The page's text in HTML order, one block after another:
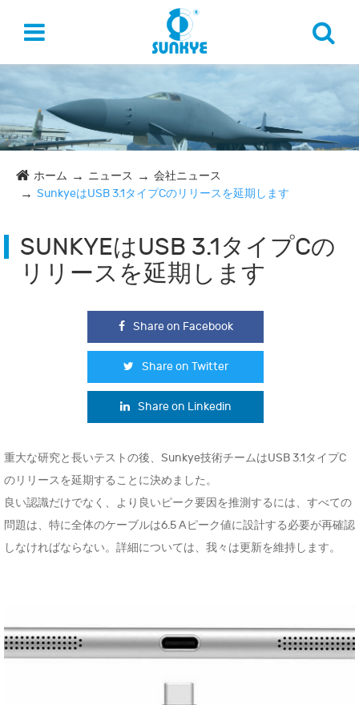
ホーム ニュース
会社ニュース
SunkyeはUSB 3.1タイプCのリリースを延期します
SUNKYEはUSB 3.1タイプCの
リリースを延期します
Share on Facebook
Share on Twitter
Share on Linkedin
重大な研究と長いテストの後、Sunkye技術チームはUSB 3.1タイプC
のリリースを延期することに決めました。
良い認識だけでなく、より良いピーク要因を推測するには、すべての
問題は、特に全体のケーブルは6.5 Aピーク値に設計する必要が再確認
しなければならない。詳細については、我々は更新を維持します。